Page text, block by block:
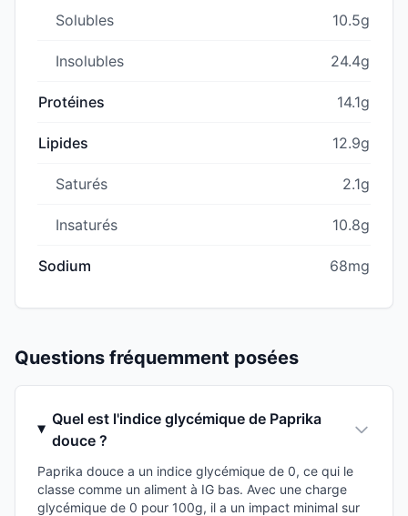
Solubles 10.5g
Insolubles 24.4g
Protéines 14.1g
Lipides 12.9g
Saturés 2.1g
Insaturés 10.8g
Sodium 68mg
Questions fréquemment posées
Quel est l'indice glycémique de Paprika
douce ?
Paprika douce a un indice glycémique de 0, ce qui le
classe comme un aliment à IG bas. Avec une charge
glycémique de 0 pour 100g, il a un impact minimal sur